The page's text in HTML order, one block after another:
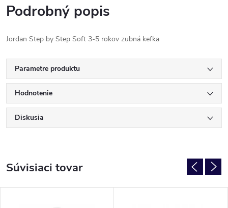
Podrobný popis
Jordan Step by Step Soft 3-5 rokov zubná kefka
Parametre produktu
Hodnotenie
Diskusia
Súvisiaci tovar